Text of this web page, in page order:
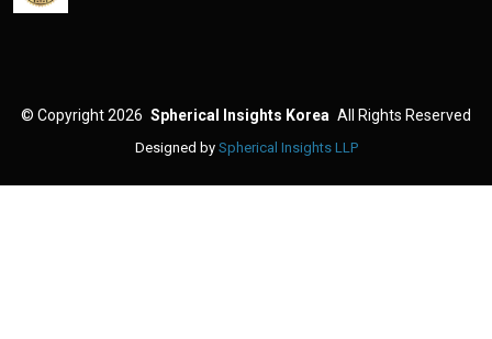
© Copyright 2026 Spherical Insights Korea All Rights Reserved
Designed by Spherical Insights LLP